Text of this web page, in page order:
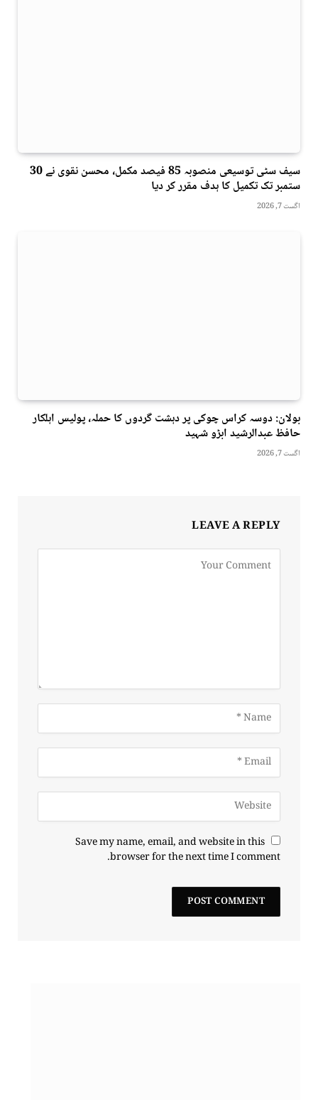
سیف سٹی توسیعی منصوبہ 85 فیصد مکمل، محسن نقوی نے 30
ستمبر تک تکمیل کا ہدف مقرر کر دیا
اگست 7, 2026
بولان: دوسہ کراس چوکی پر دہشت گردوں کا حملہ، پولیس اہلکار
حافظ عبدالرشید ابڑو شہید
اگست 7, 2026
LEAVE A REPLY
Save my name, email, and website in this
browser for the next time I comment.